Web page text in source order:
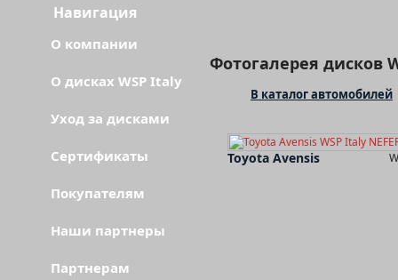
Фотогалерея дисков
В каталог автомобилей
Toyota Avensis
Навигация
О компании
О дисках WSP Italy
Уход за дисками
Сертификаты
Покупателям
Наши партнеры
Партнерам